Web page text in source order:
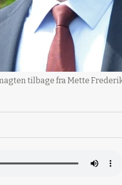
tilbage fra Mette